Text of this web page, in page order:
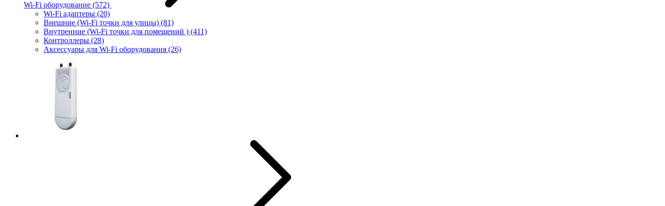
Wi-Fi оборудование (572)
Wi-Fi адаптеры (20)
Внешние (Wi-Fi точки для улицы) (81)
Внутренние (Wi-Fi точки для помещений ) (411)
Контроллеры (28)
Аксессуары для Wi-Fi оборудования (26)